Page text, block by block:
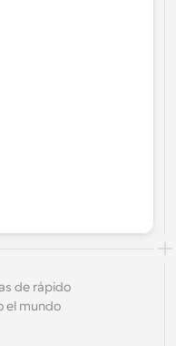
de rápido
el mundo